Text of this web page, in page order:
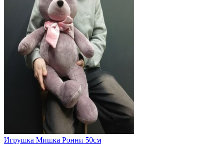
Игрушка Мишка Ронни 50см